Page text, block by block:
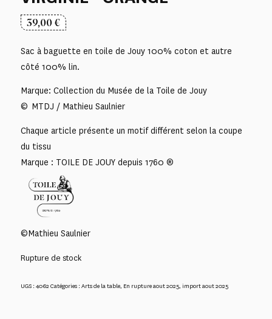
39,00€
Sac à baguette en toile de Jouy 100% coton et autre
côté 100% lin.
Marque: Collection du Musée de la Toile de Jouy
© MTDJ / Mathieu Saulnier
Chaque article présente un motif différent selon la coupe
du tissu
Marque : TOILE DE JOUY depuis 1760 ®
©Mathieu Saulnier
Rupture de stock
UGS :4062Catégories :Arts de la table, En rupture aout 2025, import aout 2025